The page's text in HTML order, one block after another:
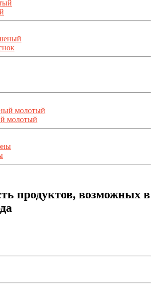
молотый
продуктов, возможных в